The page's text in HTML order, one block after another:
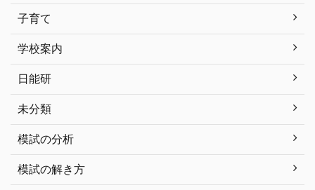
子育て
学校案内
日能研
未分類
模試の分析
模試の解き方